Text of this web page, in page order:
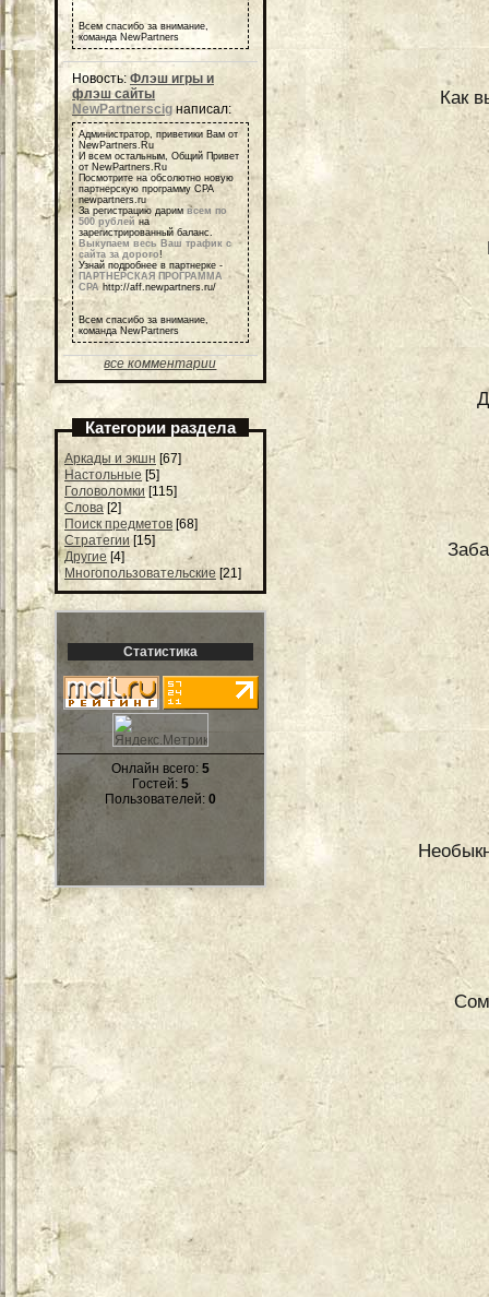
Всем спасибо за внимание,
команда NewPartners
Новость: Флэш игры и
флэш сайты
NewPartnerscigнаписал:
Администратор, приветики Вам от
NewPartners.Ru
И всем остальным, Общий Привет
от NewPartners.Ru
Посмотрите на обсолютно новую
партнерскую программу СРА
newpartners.ru
За регистрацию дарим всем по
500 рублей на
зарегистрированный баланс.
Выкупаем весь Ваш трафик с
сайта за дорого!
Узнай подробнее в партнерке -
ПАРТНЕРСКАЯ ПРОГРАММА
СРА http://aff.newpartners.ru/
Всем спасибо за внимание,
команда NewPartners
все комментарии
Категории раздела
Аркады и экшн [67]
Настольные [5]
Головоломки [115]
Слова [2]
Поиск предметов [68]
Стратегии [15]
Другие [4]
Многопользовательские [21]
Статистика
Онлайн всего: 5
Гостей: 5
Пользователей: 0
Как